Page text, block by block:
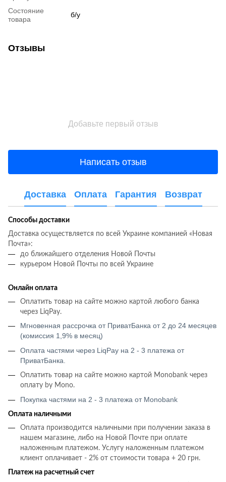
Состояние
товара
б/у
Отзывы
Добавьте первый отзыв
Написать отзыв
Доставка Оплата Гарантия Возврат
Способы доставки
Доставка осуществляется по всей Украине компанией «Новая
Почта»:
до ближайшего отделения Новой Почты
курьером Новой Почты по всей Украине
Онлайн оплата
Оплатить товар на сайте можно картой любого банка
через LiqPay.
Мгновенная рассрочка от ПриватБанка от 2 до 24 месяцев
(комиссия 1,9% в месяц)
Оплата частями через LiqPay на 2 - 3 платежа от
ПриватБанка.
Оплатить товар на сайте можно картой Monobank через
оплату by Mono.
Покупка частями на 2 - 3 платежа от Monobank
Оплата наличными
Оплата производится наличными при получении заказа в
нашем магазине, либо на Новой Почте при оплате
наложенным платежом. Услугу наложенным платежом
клиент оплачивает - 2% от стоимости товара + 20 грн.
Платеж на расчетный счет